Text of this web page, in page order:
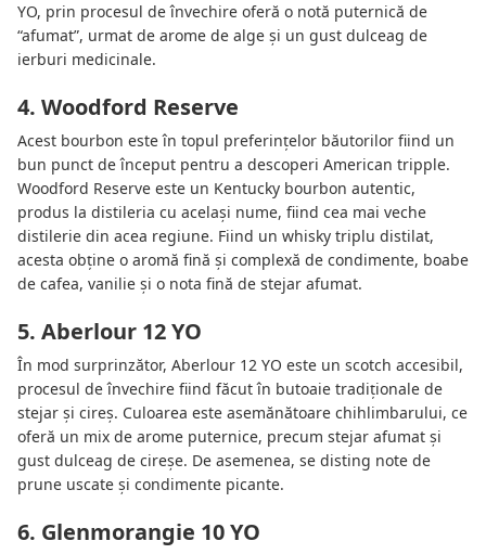
YO, prin procesul de învechire oferă o notă puternică de
“afumat”, urmat de arome de alge și un gust dulceag de
ierburi medicinale.
4. Woodford Reserve
Acest bourbon este în topul preferințelor băutorilor fiind un
bun punct de început pentru a descoperi American tripple.
Woodford Reserve este un Kentucky bourbon autentic,
produs la distileria cu același nume, fiind cea mai veche
distilerie din acea regiune. Fiind un whisky triplu distilat,
acesta obține o aromă fină și complexă de condimente, boabe
de cafea, vanilie și o nota fină de stejar afumat.
5. Aberlour 12 YO
În mod surprinzător, Aberlour 12 YO este un scotch accesibil,
procesul de învechire fiind făcut în butoaie tradiționale de
stejar și cireș. Culoarea este asemănătoare chihlimbarului, ce
oferă un mix de arome puternice, precum stejar afumat și
gust dulceag de cireșe. De asemenea, se disting note de
prune uscate și condimente picante.
6. Glenmorangie 10 YO